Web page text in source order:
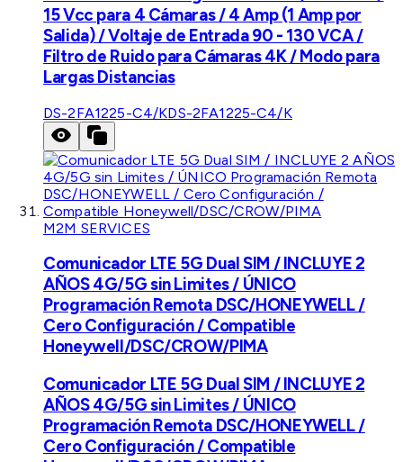
15 Vcc para 4 Cámaras / 4 Amp (1 Amp por
Salida) / Voltaje de Entrada 90 - 130 VCA /
Filtro de Ruido para Cámaras 4K / Modo para
Largas Distancias
DS-2FA1225-C4/KDS-2FA1225-C4/K
M2M SERVICES
Comunicador LTE 5G Dual SIM / INCLUYE 2
AÑOS 4G/5G sin Limites / ÚNICO
Programación Remota DSC/HONEYWELL /
Cero Configuración / Compatible
Honeywell/DSC/CROW/PIMA
Comunicador LTE 5G Dual SIM / INCLUYE 2
AÑOS 4G/5G sin Limites / ÚNICO
Programación Remota DSC/HONEYWELL /
Cero Configuración / Compatible